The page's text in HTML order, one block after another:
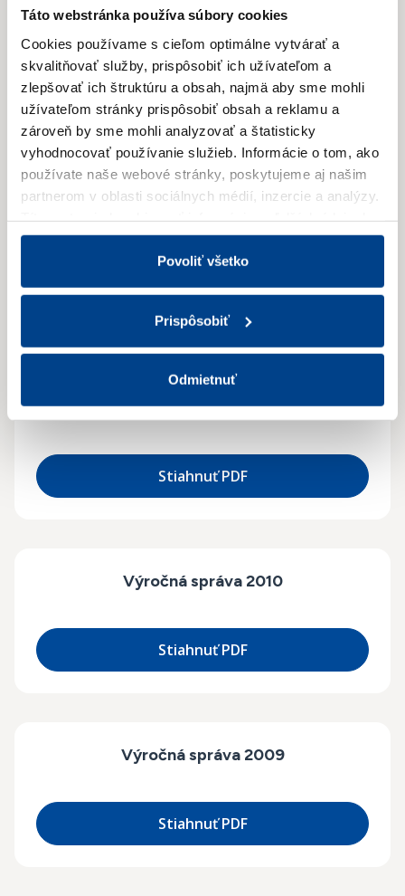
Táto webstránka používa súbory cookies
Cookies používame s cieľom optimálne vytvárať a
skvalitňovať služby, prispôsobiť ich užívateľom a
zlepšovať ich štruktúru a obsah, najmä aby sme mohli
užívateľom stránky prispôsobiť obsah a reklamu a
zároveň by sme mohli analyzovať a štatisticky
vyhodnocovať používanie služieb. Informácie o tom, ako
používate naše webové stránky, poskytujeme aj našim
partnerom v oblasti sociálnych médií, inzercie a analýzy.
ktoré vám poskytli alebo ktoré vás získali, keď ste
Viac informácií nájdete v Zásadách
spracúvania súborov cookies.
Povoliť všetko
Prispôsobiť
Odmietnuť
Výročná správa 2013
Stiahnuť PDF
Výročná správa 2012
Výročná správa 2011
Stiahnuť PDF
Výročná správa 2010
Stiahnuť PDF
Výročná správa 2009
Stiahnuť PDF